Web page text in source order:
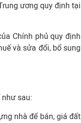
ương quy định tại
Chính phủ quy định
và sửa đổi, bổ sung
sau:
nhà để bán, giá đất